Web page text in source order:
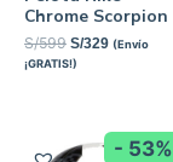
Chrome Scorpion
S/599 S/329 (Envío
¡GRATIS!)
- 53%